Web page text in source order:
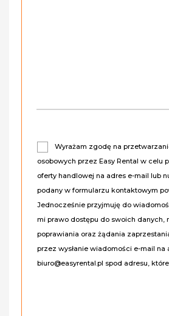
Wyrażam zgodę na
osobowych przez Easy Rental w celu
oferty handlowej na adres e-mail lub
podany w formularzu kontaktowym
Jednocześnie przyjmuję do
mi prawo dostępu do swoich danych,
poprawiania oraz żądania
przez wysłanie wiadomości e-mail na
biuro@easyrental.pl spod adresu,